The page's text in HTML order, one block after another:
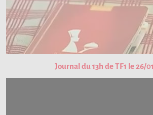
Journal du 13h de TF1 le 26/